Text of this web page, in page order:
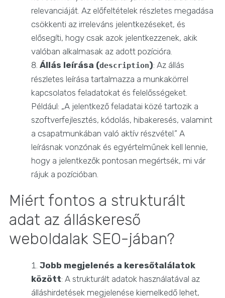
relevanciáját. Az előfeltételek részletes megadása
csökkenti az irreleváns jelentkezéseket, és
elősegíti, hogy csak azok jelentkezzenek, akik
valóban alkalmasak az adott pozícióra.
Állás leírása (description): Az állás
részletes leírása tartalmazza a munkakörrel
kapcsolatos feladatokat és felelősségeket.
Például: „A jelentkező feladatai közé tartozik a
szoftverfejlesztés, kódolás, hibakeresés, valamint
a csapatmunkában való aktív részvétel.” A
leírásnak vonzónak és egyértelműnek kell lennie,
hogy a jelentkezők pontosan megértsék, mi vár
rájuk a pozícióban.
Miért fontos a strukturált
adat az álláskereső
weboldalak SEO-jában?
Jobb megjelenés a keresőtalálatok
között: A strukturált adatok használatával az
álláshirdetések megjelenése kiemelkedő lehet,